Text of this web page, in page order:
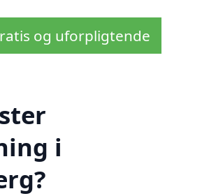
og uforpligtende
i